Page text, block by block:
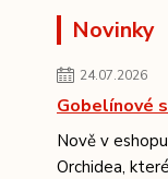
Novinky
24.07.2026
Gobelínové
Nově v
Orchidea,